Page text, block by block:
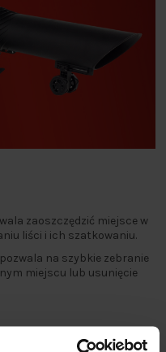
zaoszczędzić miejsce w
liści i ich szatkowaniu.
na szybkie zebranie
miejscu lub usunięcie